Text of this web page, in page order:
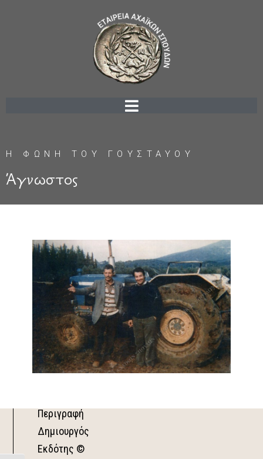
Η ΦΩΝΗ ΤΟΥ ΓΟΥΣΤΑΥΟΥ
Άγνωστος
Περιγραφή
Δημιουργός
Εκδότης ©